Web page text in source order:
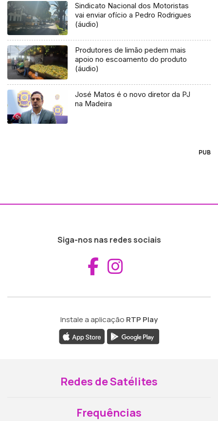
Sindicato Nacional dos Motoristas
vai enviar ofício a Pedro Rodrigues
(áudio)
Produtores de limão pedem mais
apoio no escoamento do produto
(áudio)
José Matos é o novo diretor da PJ
na Madeira
PUB
Siga-nos nas redes sociais
Aceder ao
Instale a aplicação RTP Play
Redes de Satélites
Frequências